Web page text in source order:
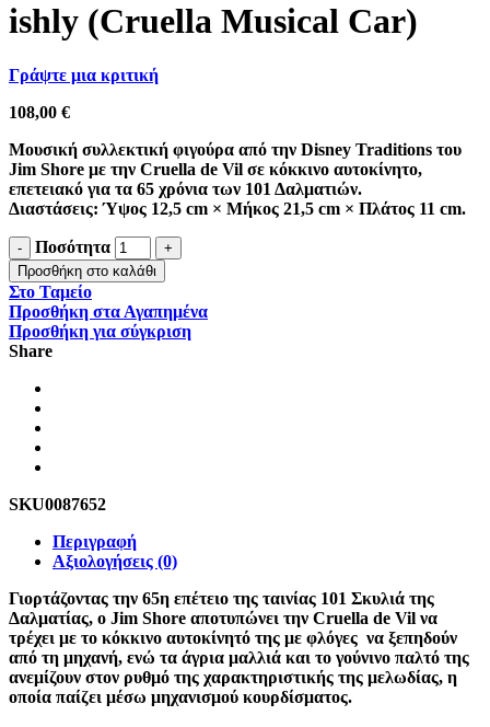
ishly (Cruella Musical Car)
Γράψτε μια κριτική
108,00 €
Μουσική συλλεκτική φιγούρα από την Disney Traditions του
Jim Shore με την Cruella de Vil σε κόκκινο αυτοκίνητο,
επετειακό για τα 65 χρόνια των 101 Δαλματιών.
Διαστάσεις: Ύψος 12,5 cm × Μήκος 21,5 cm × Πλάτος 11 cm.
Ποσότητα
Προσθήκη στο καλάθι
Στο Ταμείο
Προσθήκη στα Αγαπημένα
Προσθήκη για σύγκριση
Share
SKU0087652
Περιγραφή
Αξιολογήσεις (0)
Γιορτάζοντας την 65η επέτειο της ταινίας 101 Σκυλιά της
Δαλματίας, ο Jim Shore αποτυπώνει την Cruella de Vil να
τρέχει με το κόκκινο αυτοκίνητό της με φλόγες να ξεπηδούν
από τη μηχανή, ενώ τα άγρια μαλλιά και το γούνινο παλτό της
ανεμίζουν στον ρυθμό της χαρακτηριστικής της μελωδίας, η
οποία παίζει μέσω μηχανισμού κουρδίσματος.